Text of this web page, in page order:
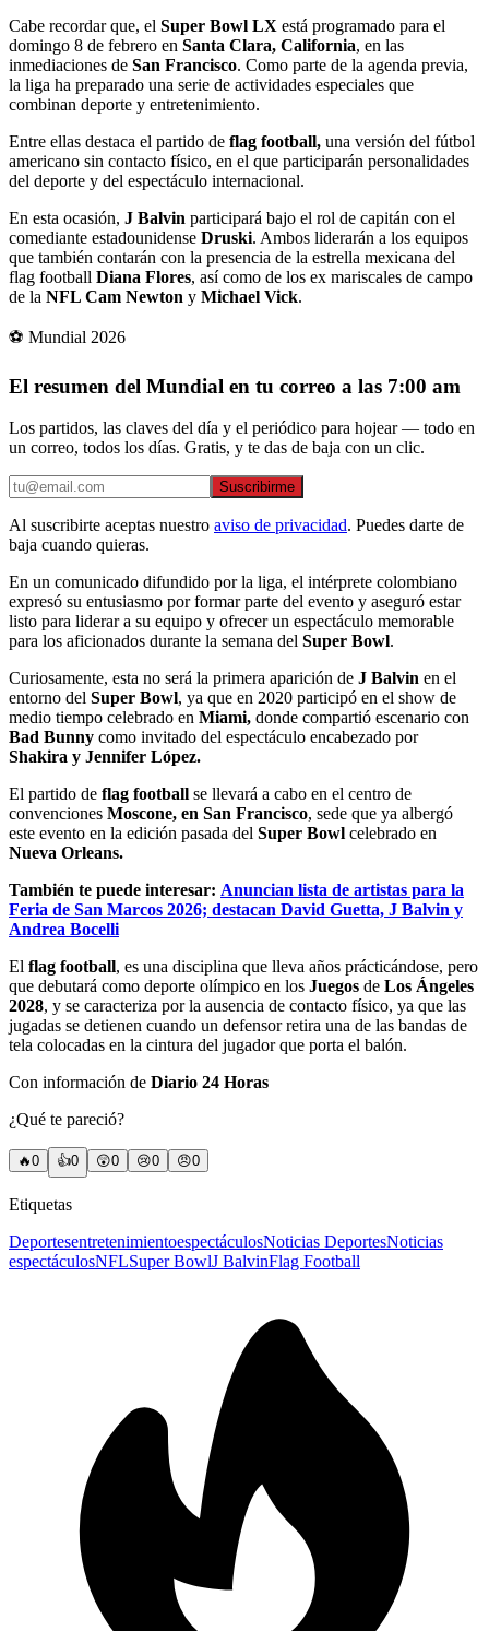
Cabe recordar que, el Super Bowl LX está programado para el
domingo 8 de febrero en Santa Clara, California, en las
inmediaciones de San Francisco. Como parte de la agenda previa,
la liga ha preparado una serie de actividades especiales que
combinan deporte y entretenimiento.
Entre ellas destaca el partido de flag football, una versión del fútbol
americano sin contacto físico, en el que participarán personalidades
del deporte y del espectáculo internacional.
En esta ocasión, J Balvin participará bajo el rol de capitán con el
comediante estadounidense Druski. Ambos liderarán a los equipos
que también contarán con la presencia de la estrella mexicana del
flag football Diana Flores, así como de los ex mariscales de campo
de la NFL Cam Newton y Michael Vick.
⚽ Mundial 2026
El resumen del Mundial en tu correo a las 7:00 am
Los partidos, las claves del día y el periódico para hojear — todo en
un correo, todos los días. Gratis, y te das de baja con un clic.
Suscribirme
Al suscribirte aceptas nuestro aviso de privacidad. Puedes darte de
baja cuando quieras.
En un comunicado difundido por la liga, el intérprete colombiano
expresó su entusiasmo por formar parte del evento y aseguró estar
listo para liderar a su equipo y ofrecer un espectáculo memorable
para los aficionados durante la semana del Super Bowl.
Curiosamente, esta no será la primera aparición de J Balvin en el
entorno del Super Bowl, ya que en 2020 participó en el show de
medio tiempo celebrado en Miami, donde compartió escenario con
Bad Bunny como invitado del espectáculo encabezado por
Shakira y Jennifer López.
El partido de flag football se llevará a cabo en el centro de
convenciones Moscone, en San Francisco, sede que ya albergó
este evento en la edición pasada del Super Bowl celebrado en
Nueva Orleans.
También te puede interesar: Anuncian lista de artistas para la
Feria de San Marcos 2026; destacan David Guetta, J Balvin y
Andrea Bocelli
El flag football, es una disciplina que lleva años prácticándose, pero
que debutará como deporte olímpico en los Juegos de Los Ángeles
2028, y se caracteriza por la ausencia de contacto físico, ya que las
jugadas se detienen cuando un defensor retira una de las bandas de
tela colocadas en la cintura del jugador que porta el balón.
Con información de Diario 24 Horas
¿Qué te pareció?
🔥0 👍0 😲0 😢0 😠0
Etiquetas
DeportesentretenimientoespectáculosNoticias DeportesNoticias
espectáculosNFLSuper BowlJ BalvinFlag Football